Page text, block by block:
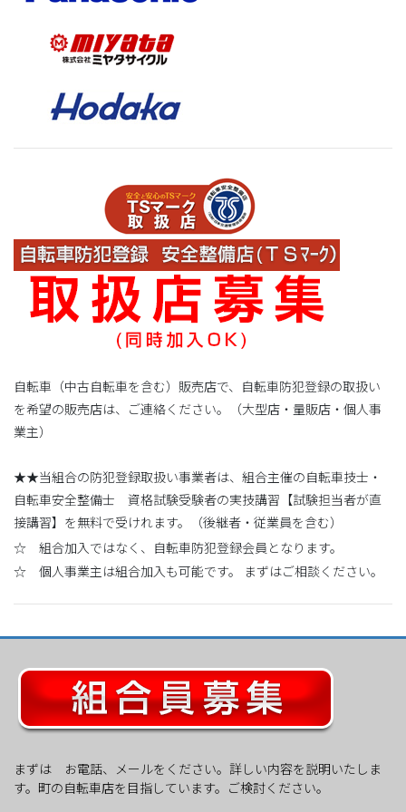
自転車（中古自転車を含む）販売店で、自転車防犯登録の取扱い
を希望の販売店は、ご連絡ください。（大型店・量販店・個人事
業主）
★★当組合の防犯登録取扱い事業者は、組合主催の自転車技士・
自転車安全整備士 資格試験受験者の実技講習【試験担当者が直
接講習】を無料で受けれます。（後継者・従業員を含む）
☆ 組合加入ではなく、自転車防犯登録会員となります。
☆ 個人事業主は組合加入も可能です。 まずはご相談ください。
まずは お電話、メールをください。詳しい内容を説明いたしま
す。町の自転車店を目指しています。ご検討ください。